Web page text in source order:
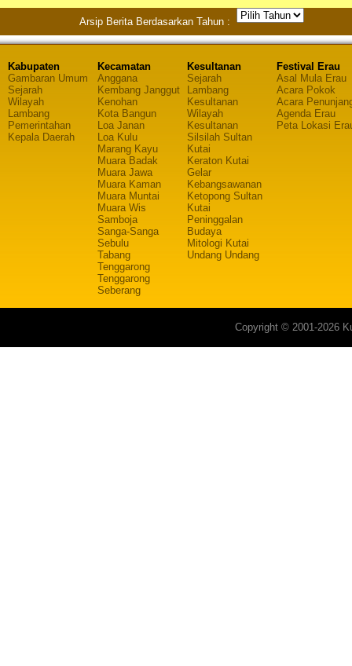
Arsip Berita Berdasarkan Tahun :
Kabupaten
Gambaran Umum
Sejarah
Wilayah
Lambang
Pemerintahan
Kepala Daerah
Kecamatan
Anggana
Kembang Janggut
Kenohan
Kota Bangun
Loa Janan
Loa Kulu
Marang Kayu
Muara Badak
Muara Jawa
Muara Kaman
Muara Muntai
Muara Wis
Samboja
Sanga-Sanga
Sebulu
Tabang
Tenggarong
Tenggarong
Seberang
Kesultanan
Sejarah
Lambang
Kesultanan
Wilayah
Kesultanan
Silsilah Sultan
Kutai
Keraton Kutai
Gelar
Kebangsawanan
Ketopong Sultan
Kutai
Peninggalan
Budaya
Mitologi Kutai
Undang Undang
Festival Erau
Asal Mula Erau
Acara Pokok
Acara
Agenda Erau
Peta Lokasi
Copyright © 2001-2026